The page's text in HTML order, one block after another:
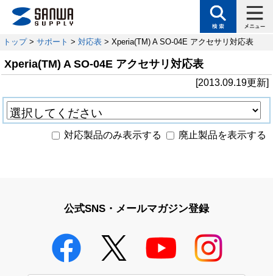
トップ> サポート > 対応表 > Xperia(TM) A SO-04E アクセサリ対応表
Xperia(TM) A SO-04E アクセサリ対応表
[2013.09.19更新]
対応製品のみ表示する 廃止製品を表示する
公式SNS・メールマガジン登録